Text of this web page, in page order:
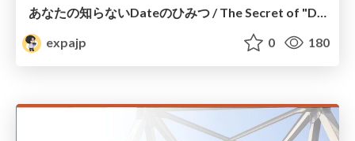
あなたの知らないDateのひみつ / The Secret of "Date" You Haven't known #tqrk16
expajp
0 180